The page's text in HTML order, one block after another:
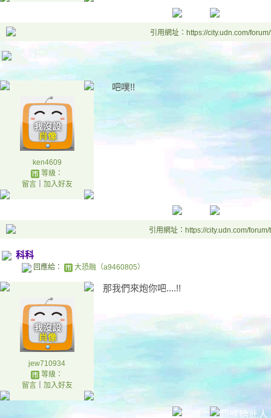
引用網址：https://city.udn.com/
ken4609
等級：
留言｜ 加入好友
吧噗!!
引用網址：https://city.udn.com/
科科
回應給： 大恐融（a9460805）
jew710934
等級：
留言｜ 加入好友
那我們來炮你吧....!!